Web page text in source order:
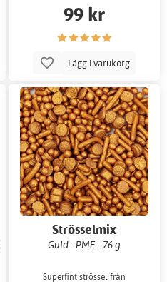
99 kr
Lägg i varukorg
Strösselmix
Guld - PME - 76 g
Superfint strössel från